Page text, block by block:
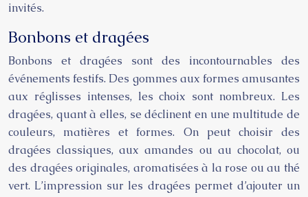
invités.
Bonbons et dragées
Bonbons et dragées sont des incontournables des
événements festifs. Des gommes aux formes amusantes
aux réglisses intenses, les choix sont nombreux. Les
dragées, quant à elles, se déclinent en une multitude de
couleurs, matières et formes. On peut choisir des
dragées classiques, aux amandes ou au chocolat, ou
des dragées originales, aromatisées à la rose ou au thé
vert. L’impression sur les dragées permet d’ajouter un